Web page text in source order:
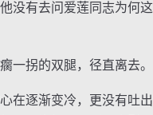
没有去问爱莲同志为何这
拐的双腿，径直离去。
在逐渐变冷，更没有吐出